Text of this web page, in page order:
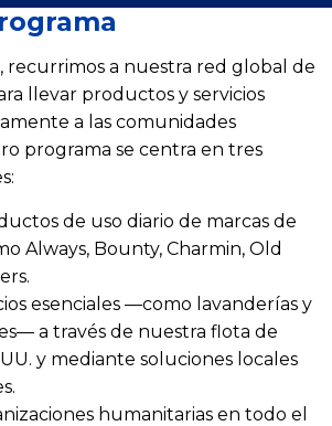
recurrimos a nuestra red global de
llevar productos y servicios
a las comunidades
programa se centra en tres
de uso diario de marcas de
Always, Bounty, Charmin, Old
esenciales —como lavanderías y
a través de nuestra flota de
y mediante soluciones locales
humanitarias en todo el